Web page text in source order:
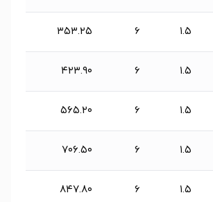
۱.۵ 6 ۳۵۳.۲۵
۱.۵ 6 ۴۲۳.۹۰
۱.۵ 6 ۵۶۵.۲۰
۱.۵ 6 ۷۰۶.۵۰
۱.۵ 6 ۸۴۷.۸۰